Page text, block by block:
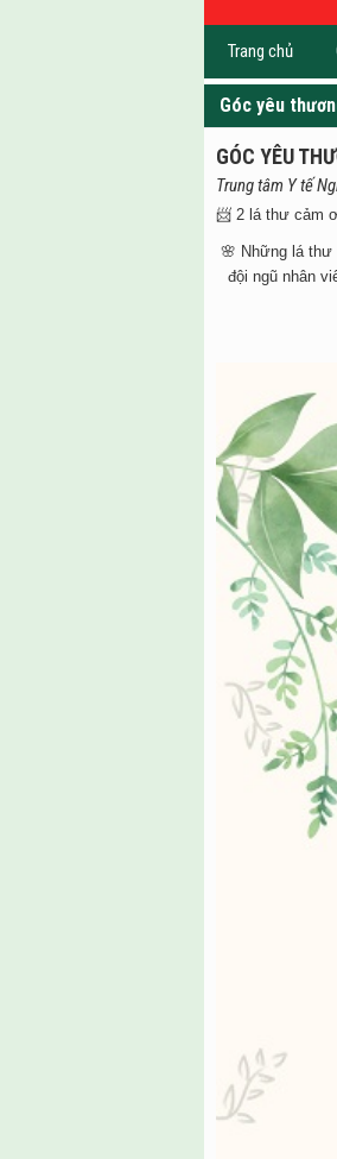
Trang chủ
Góc yêu
GÓC YÊU
Trung tâm Y tế
📨 2 lá thư cảm
🌸 Những lá thư
đội ngũ nhân